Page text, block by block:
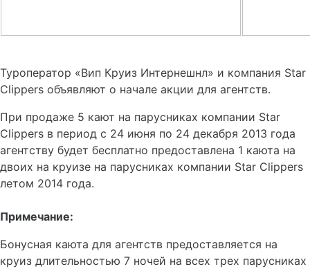
Туроператор «Вип Круиз Интернешнл» и компания Star
Clippers объявляют о начале акции для агентств.
При продаже 5 кают на парусниках компании Star
Clippers в период с 24 июня по 24 декабря 2013 года
агентству будет бесплатно предоставлена 1 каюта на
двоих на круизе на парусниках компании Star Clippers
летом 2014 года.
Примечание:
Бонусная каюта для агентств предоставляется на
круиз длительностью 7 ночей на всех трех парусниках